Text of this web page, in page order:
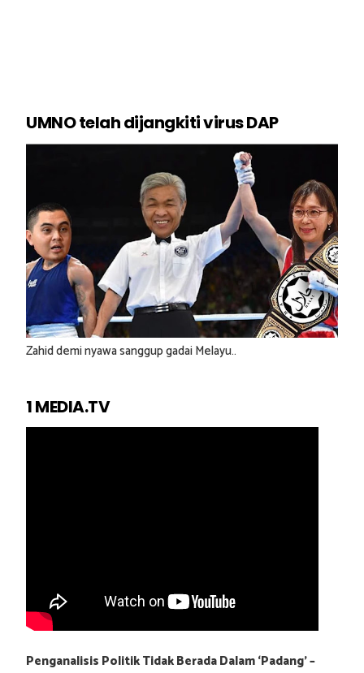
UMNO telah dijangkiti virus DAP
Zahid demi nyawa sanggup gadai Melayu..
1 MEDIA.TV
Penganalisis Politik Tidak Berada Dalam ‘Padang’ –